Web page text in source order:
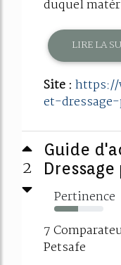
duquel
LIRE LA
Site :
et-
2
Guide
Pertinence
49%
7
Petsafe